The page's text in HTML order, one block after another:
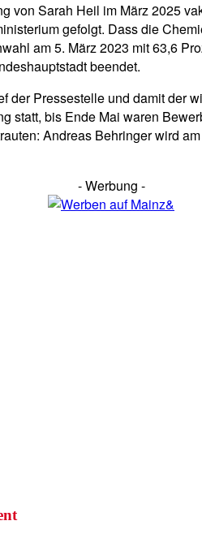
von Sarah Heil im März 2025
gefolgt. Dass die
am 5. März 2023 mit 63,6
beendet.
Pressestelle und damit der
statt, bis Ende Mai waren
Andreas Behringer wird
- Werbung -